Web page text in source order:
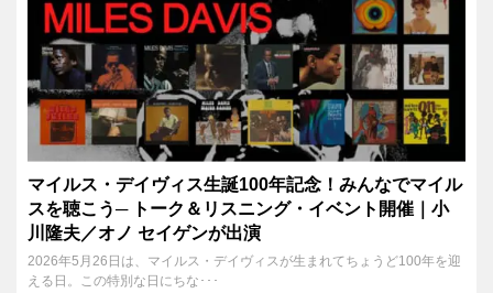
マイルス・デイヴィス生誕100年記念！みんなでマイル
スを聴こう─ トーク＆リスニング・イベント開催｜小
川隆夫／オノ セイゲンが出演
2026年5月26日は、マイルス・デイヴィスが生まれてちょうど100年を迎
える日。この特別な日にちな･･･